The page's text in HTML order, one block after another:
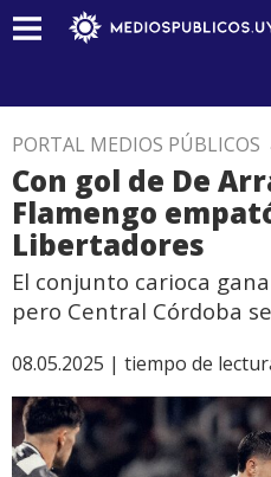
PORTAL MEDIOS PÚBLICOS
Con gol de De
Flamengo
Libertadores
El conjunto carioca
pero Central Córdoba
08.05.2025 | tiempo de